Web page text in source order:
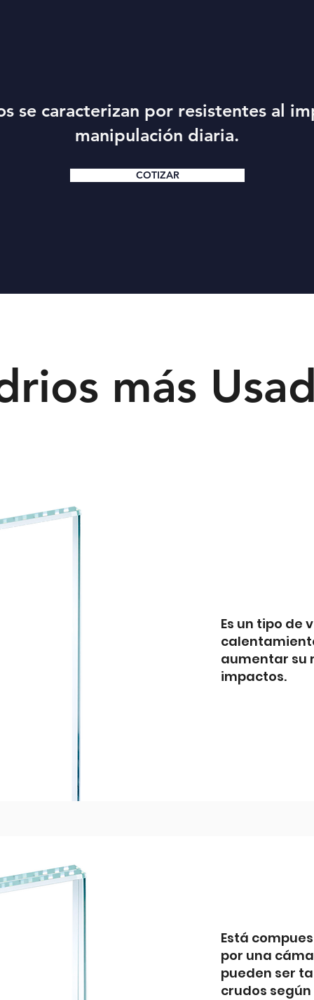
se caracterizan por resistentes al
manipulación diaria.
COTIZAR
más
Es un tipo de
aumentar su
impactos.
Está
por una
pueden ser
crudos